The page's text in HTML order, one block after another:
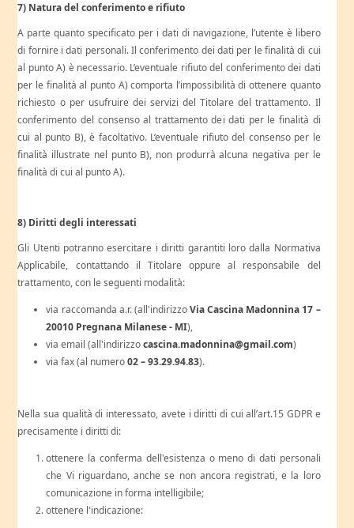
7) Natura del conferimento e rifiuto
A parte quanto specificato per i dati di navigazione, l’utente è libero
di fornire i dati personali. Il conferimento dei dati per le finalità di cui
al punto A) è necessario. L’eventuale rifiuto del conferimento dei dati
per le finalità al punto A) comporta l’impossibilità di ottenere quanto
richiesto o per usufruire dei servizi del Titolare del trattamento. Il
conferimento del consenso al trattamento dei dati per le finalità di
cui al punto B), è facoltativo. L’eventuale rifiuto del consenso per le
finalità illustrate nel punto B), non produrrà alcuna negativa per le
finalità di cui al punto A).
8) Diritti degli interessati
Gli Utenti potranno esercitare i diritti garantiti loro dalla Normativa
Applicabile, contattando il Titolare oppure al responsabile del
trattamento, con le seguenti modalità:
via raccomanda a.r. (all'indirizzoVia Cascina Madonnina 17 –
20010 Pregnana Milanese - MI),
via email (all'indirizzocascina.madonnina@gmail.com)
via fax (al numero02 – 93.29.94.83).
Nella sua qualità di interessato, avete i diritti di cui all’art.15 GDPR e
precisamente i diritti di:
ottenere la conferma dell'esistenza o meno di dati personali
che Vi riguardano, anche se non ancora registrati, e la loro
comunicazione in forma intelligibile;
ottenere l'indicazione: